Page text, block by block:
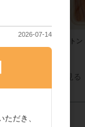
サバト
のおすすめ商品を見る
2026-07-14
ただき、